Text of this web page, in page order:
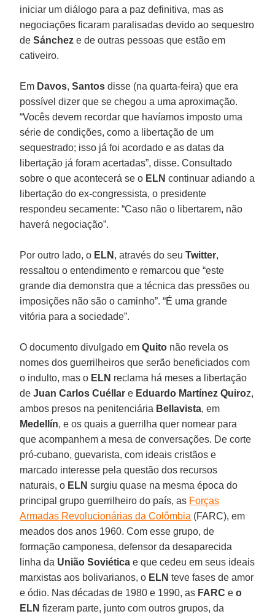
iniciar um diálogo para a paz definitiva, mas as
negociações ficaram paralisadas devido ao sequestro
deSánchez e de outras pessoas que estão em
cativeiro.
Em Davos,Santos disse (na quarta-feira) que era
possível dizer que se chegou a uma aproximação.
“Vocês devem recordar que havíamos imposto uma
série de condições, como a libertação de um
sequestrado; isso já foi acordado e as datas da
libertação já foram acertadas”, disse. Consultado
sobre o que acontecerá se o ELN continuar adiando a
libertação do ex-congressista, o presidente
respondeu secamente: “Caso não o libertarem, não
haverá negociação”.
Por outro lado, o ELN , através do seuTwitter,
ressaltou o entendimento e remarcou que “este
grande dia demonstra que a técnica das pressões ou
imposições não são o caminho”. “É uma grande
vitória para a sociedade”.
O documento divulgado emQuito não revela os
nomes dos guerrilheiros que serão beneficiados com
o indulto, mas o ELN reclama há meses a libertação
deJuan Carlos Cuéllar e Eduardo Martínez Quiroz,
ambos presos na penitenciária Bellavista, em
Medellín, e os quais a guerrilha quer nomear para
que acompanhem a mesa de conversações. De corte
pró-cubano, guevarista, com ideais cristãos e
marcado interesse pela questão dos recursos
naturais, o ELN surgiu quase na mesma época do
principal grupo guerrilheiro do país, as Forças
Armadas Revolucionárias da Colômbia (FARC), em
meados dos anos 1960. Com esse grupo, de
formação camponesa, defensor da desaparecida
linha da União Soviética e que cedeu em seus ideais
marxistas aos bolivarianos, o ELN teve fases de amor
e ódio. Nas décadas de 1980 e 1990, as FARC eo
ELN fizeram parte, junto com outros grupos, da